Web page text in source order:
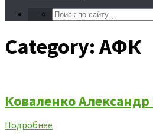
Category: АФК
Коваленко
Подробнее